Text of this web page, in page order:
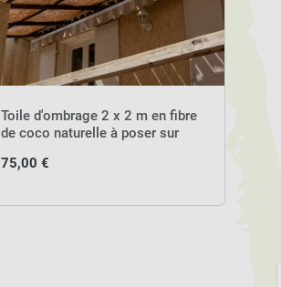
Toile d'ombrage 2 x 2 m en fibre
de coco naturelle à poser sur
75,00 €